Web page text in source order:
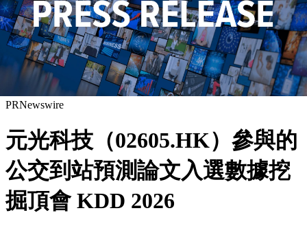
PRNewswire
元光科技（02605.HK）參與的
公交到站預測論文入選數據挖
掘頂會 KDD 2026